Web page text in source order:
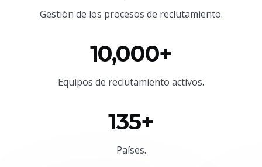
Gestión de los procesos de reclutamiento.
10,000+
Equipos de reclutamiento activos.
135+
Países.